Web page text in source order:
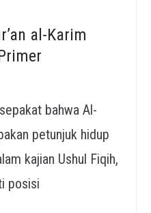
al-Karim
bahwa Al-
petunjuk hidup
kajian Ushul Fiqih,
posisi